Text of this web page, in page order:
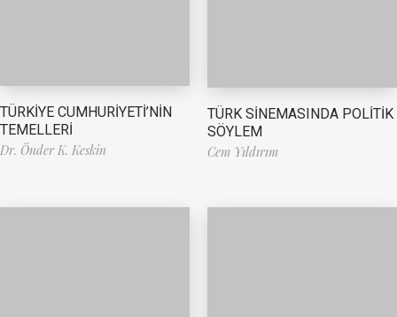
TÜRKİYE CUMHURİYETİ’NİN
TEMELLERİ
Dr. Önder K. Keskin
TÜRK SİNEMASINDA POLİTİK
SÖYLEM
Cem Yıldırım